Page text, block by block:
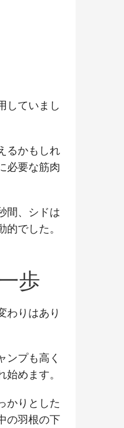
していまし
るかもしれ
必要な筋肉
間、シドは
でした。
歩
わりはあり
ンプも高く
めます。
かりとした
の羽根の下